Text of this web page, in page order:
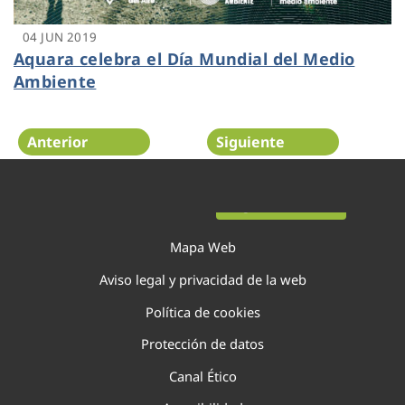
04 JUN 2019
Aquara celebra el Día Mundial del Medio
Ambiente
Anterior Siguiente
Mapa Web
Aviso legal y privacidad de la web
Política de cookies
Protección de datos
Canal Ético